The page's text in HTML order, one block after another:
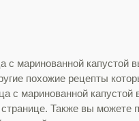
маринованной капустой
похожие рецепты
с маринованной
Также вы можете